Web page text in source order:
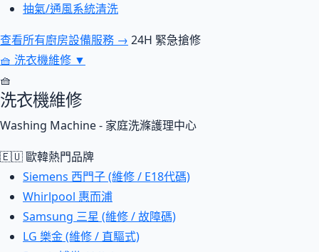
抽氣/通風系統清洗
查看所有廚房設備服務 → 24H 緊急搶修
🧺 洗衣機維修 ▼
🧺
洗衣機維修
Washing Machine - 家庭洗滌護理中心
🇪🇺 歐韓熱門品牌
Siemens 西門子 (維修 / E18代碼)
Whirlpool 惠而浦
Samsung 三星 (維修 / 故障碼)
LG 樂金 (維修 / 直驅式)